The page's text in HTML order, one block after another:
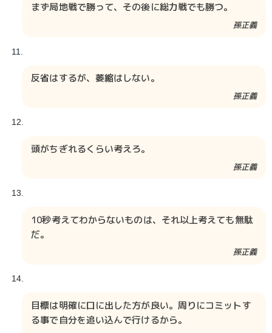
まず局地戦で勝って、その後に総力戦でも勝つ。
孫正義
反省はするが、萎縮はしない。
孫正義
頭がちぎれるくらい考えろ。
孫正義
10秒考えてわからないものは、それ以上考えても無駄
だ。
孫正義
目標は明確に口に出した方が良い。周りにコミットす
る事で自分を追い込んで行けるから。